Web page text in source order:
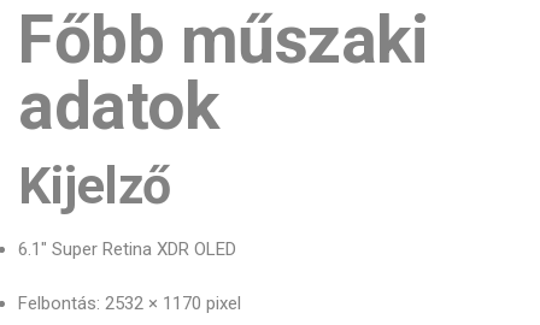
Főbb műszaki
adatok
Kijelző
6.1" Super Retina XDR OLED
Felbontás: 2532 × 1170 pixel